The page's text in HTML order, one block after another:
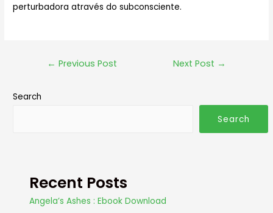
perturbadora através do subconsciente.
← Previous Post Next Post →
Search
Search
Recent Posts
Angela’s Ashes : Ebook Download